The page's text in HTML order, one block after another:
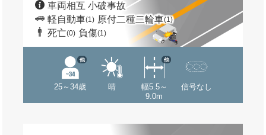
車両相互 小破事故
軽自動車(1) 原付二種二輪車(1)
死亡(0) 負傷(1)
25～34歳
他
晴
幅5.5～
9.0m
他
信号なし